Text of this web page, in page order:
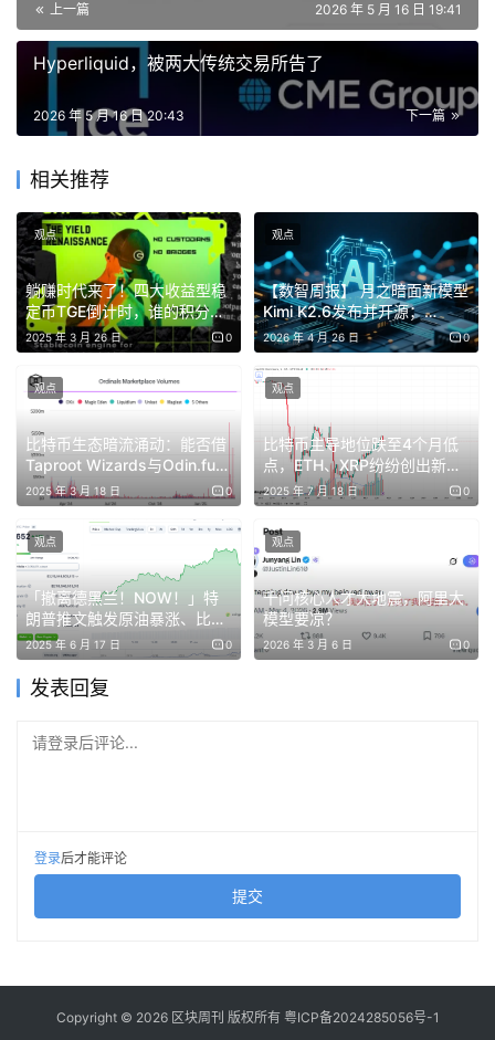
伊朗冲突前,Hyperliquid的石油合约日均成交才几百万美
元。
冲突爆发后,这个数字飙到日均7亿、峰值单日17亿美元。从
2月底到3月中旬,累计破了100亿美元。
CME和ICE每家一年能从期货生意赚50亿美元以上，而
Hyperliquid今年预计收入超过10亿。
更要命的是,Hyperliquid增速远超它们,而且专门吃它们顾不
Hyperliquid去CFTC注册,做KYC,接受交易监控。
Hyperliquid本来就靠匿名交易吸引全球用户,你让它做KYC,
产品逻辑直接崩。
上一篇 2026 年 5 月 16 日 19:41
Hyperliquid，被两大传统交易所告了
下一篇
2026 年 5 月 16 日 20:43
相关推荐
躺赚时代来了！四大收益型稳
定币TGE倒计时，谁的积分空
投能暴富？
2025 年 3 月 26 日 0
观点
【数智周报】 月之暗面新模型
Kimi K2.6发布并开源；
Deepseek官网公布
deepseek-v4接口文档；中国
软件产业规模有望突破20万亿
元大关；特斯拉中国车机将接
入豆包大模型；OpenAI发布
ChatGPT Images 2.0生图工
具
2026 年 4 月 26 日 0
观点
比特币生态暗流涌动：能否借
Taproot Wizards与Odin.fun
逆势突围？
2025 年 3 月 18 日 0
观点
比特币主导地位跌至4个月低
点，ETH、XRP纷纷创出新
高，三张图表显示山寨季已
到！
2025 年 7 月 18 日 0
观点
「撤离德黑兰！NOW！」特
朗普推文触发原油暴涨、比特
币闪崩​
2025 年 6 月 17 日 0
观点
千问核心人才大地震，阿里大
模型要凉？
2026 年 3 月 6 日 0
观点
发表回复
请登录后评论...
登录后才能评论
提交
Copyright © 2026 区块周刊 版权所有 粤ICP备2024285056号-1